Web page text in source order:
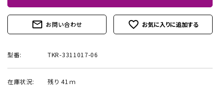
mail_outline お問い合わせ favorite_outline
型番: TKR-3311017-06
在庫状況: 残り 41ｍ